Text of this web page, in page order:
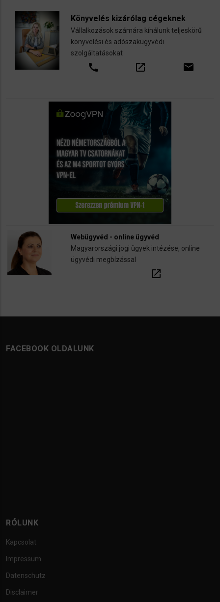
Könyvelés kizárólag cégeknek
Vállalkozások számára kínálunk teljeskörű
könyvelési és adószakügyvédi
szolgáltatásokat
call open_in_new email
Webügyvéd - online ügyvéd
Magyarországi jogi ügyek intézése, online
ügyvédi megbízással
open_in_new
FACEBOOK OLDALUNK
RÓLUNK
Kapcsolat
Impressum
Datenschutz
Disclaimer